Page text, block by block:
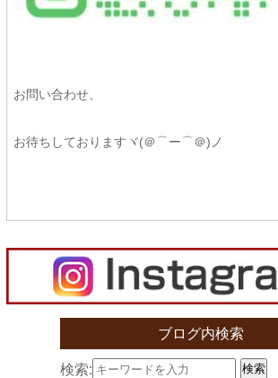
お問い合わせ、
お待ちしておりますヾ(＠⌒ー⌒＠)ノ
ブログ内検索
検索: 検索